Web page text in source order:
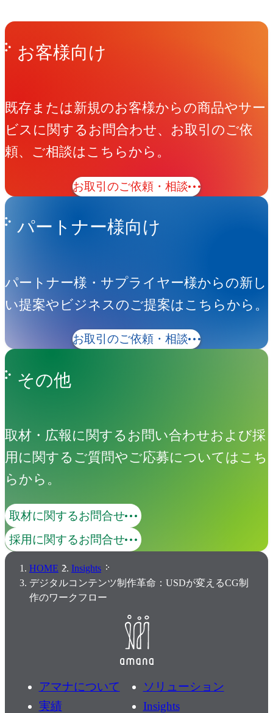
Get in Touchお問い合わせ
お客様向け
既存または新規のお客様からの商品やサー
ビスに関するお問合わせ、お取引のご依
頼、ご相談はこちらから。
お取引のご依頼・相談
パートナー様向け
パートナー様・サプライヤー様からの新し
い提案やビジネスのご提案はこちらから。
お取引のご依頼・相談
その他
取材・広報に関するお問い合わせおよび採
用に関するご質問やご応募についてはこち
らから。
取材に関するお問合せ
採用に関するお問合せ
HOME
Insights
デジタルコンテンツ制作革命：USDが変えるCG制
作のワークフロー
アマナについて
ソリューション
実績
Insights